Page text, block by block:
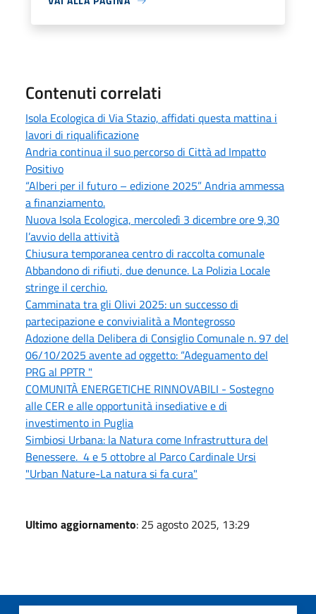
Contenuti correlati
Isola Ecologica di Via Stazio, affidati questa mattina i
lavori di riqualificazione
Andria continua il suo percorso di Città ad Impatto
Positivo
“Alberi per il futuro – edizione 2025” Andria ammessa
a finanziamento.
Nuova Isola Ecologica, mercoledì 3 dicembre ore 9,30
l’avvio della attività
Chiusura temporanea centro di raccolta comunale
Abbandono di rifiuti, due denunce. La Polizia Locale
stringe il cerchio.
Camminata tra gli Olivi 2025: un successo di
partecipazione e convivialità a Montegrosso
Adozione della Delibera di Consiglio Comunale n. 97 del
06/10/2025 avente ad oggetto: “Adeguamento del
PRG al PPTR "
COMUNITÀ ENERGETICHE RINNOVABILI - Sostegno
alle CER e alle opportunità insediative e di
investimento in Puglia
Simbiosi Urbana: la Natura come Infrastruttura del
Benessere. 4 e 5 ottobre al Parco Cardinale Ursi
"Urban Nature-La natura si fa cura"
Ultimo aggiornamento: 25 agosto 2025, 13:29